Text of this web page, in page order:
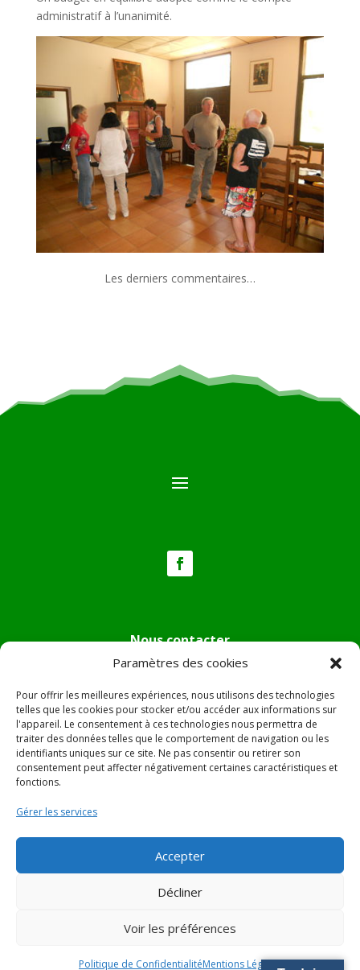
Paramètres des cookies
Pour offrir les meilleures expériences, nous utilisons des technologies
telles que les cookies pour stocker et/ou accéder aux informations sur
l'appareil. Le consentement à ces technologies nous permettra de
traiter des données telles que le comportement de navigation ou les
identifiants uniques sur ce site. Ne pas consentir ou retirer son
consentement peut affecter négativement certaines caractéristiques et
fonctions.
Gérer les services
Accepter
Décliner
Voir les préférences
Politique de ConfidentialitéMentions Légales
administratif à l’unanimité.
Les derniers commentaires…
Nous contacter
Tél :04.95.36.24.02
Mail:
mairie.pietradiverde@wanadoo.fr
Adresse :Hôtel de ville de Pietra di Verde
Le village
20230 Pietra di Verde
© 2022 Mairie de Pietra Di Verde – Réalisation